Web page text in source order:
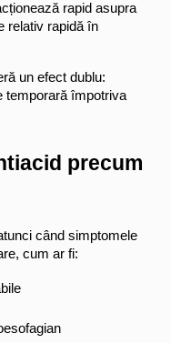
rapid asupra
relativ rapidă în
un efect dublu:
temporară împotriva
precum
când simptomele
cum ar fi: